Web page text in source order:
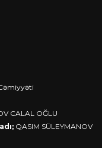
CALAL OĞLU
QASIM SÜLEYMANOV